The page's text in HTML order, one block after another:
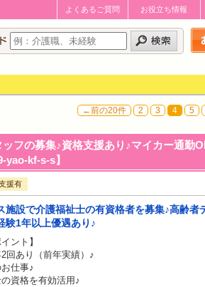
お役立ち情報
よくあるご質問
←前の20件 2 3 4 5
フの募集♪資格支援あり♪マイカー通勤
yao-kf-s-s】
援有
施設で介護福祉士の有資格者を募集♪高齢者
験1年以上優遇あり♪
ント】
回あり（前年実績）♪
仕事♪
資格を有効活用♪